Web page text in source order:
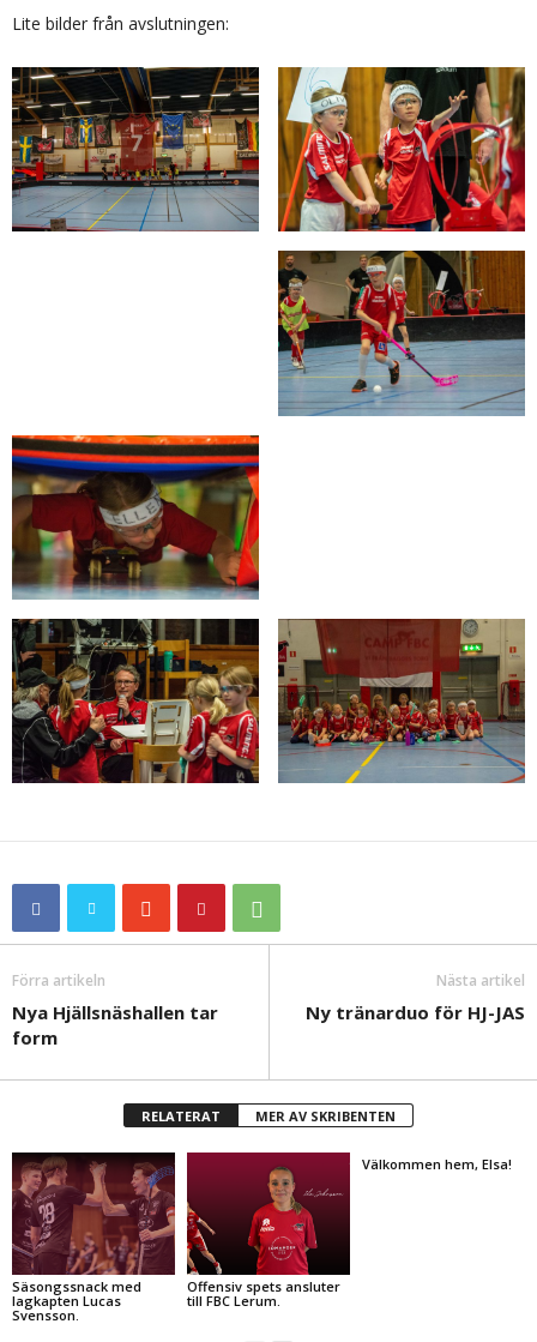
Lite bilder från avslutningen:
Förra artikeln
Nya Hjällsnäshallen tar
form
Nästa artikel
Ny tränarduo för HJ-JAS
RELATERAT MER AV SKRIBENTEN
Säsongssnack med
lagkapten Lucas
Svensson.
Offensiv spets ansluter
till FBC Lerum.
Välkommen hem, Elsa!